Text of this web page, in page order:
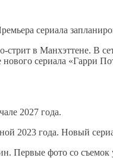
сериала
в Манхэттене. В
сериала «Гарри
2027 года.
2023 года. Новый
Первые фото со